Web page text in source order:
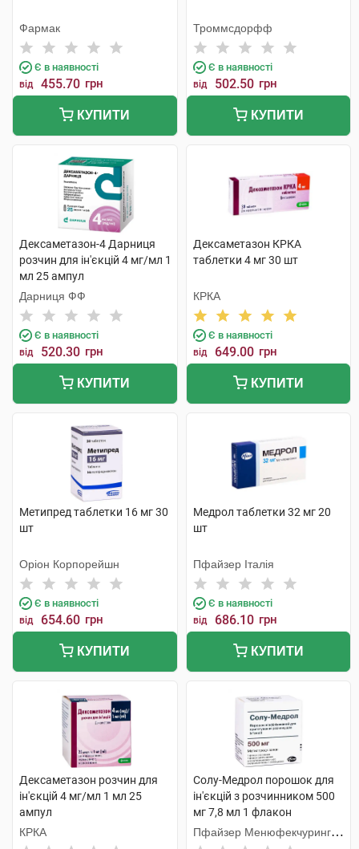
Фармак
Є в наявності
від 455.70 грн
КУПИТИ
Троммсдорфф
Є в наявності
від 502.50 грн
КУПИТИ
Дексаметазон-4 Дарниця
розчин для ін'єкцій 4 мг/мл 1
мл 25 ампул
Дарниця ФФ
Є в наявності
від 520.30 грн
КУПИТИ
Дексаметазон КРКА
таблетки 4 мг 30 шт
КРКА
Є в наявності
від 649.00 грн
КУПИТИ
Метипред таблетки 16 мг 30
шт
Оріон Корпорейшн
Є в наявності
від 654.60 грн
КУПИТИ
Медрол таблетки 32 мг 20
шт
Пфайзер Італія
Є в наявності
від 686.10 грн
КУПИТИ
Дексаметазон розчин для
ін'єкцій 4 мг/мл 1 мл 25
ампул
КРКА
Солу-Медрол порошок для
ін'єкцій з розчинником 500
мг 7,8 мл 1 флакон
Пфайзер Менюфекчуринг